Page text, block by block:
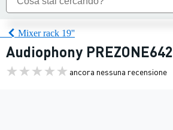
Mixer rack 19''
Audiophony PREZONE642
ancora nessuna recensione